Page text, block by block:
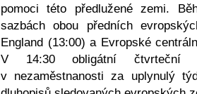
pomoci této předlužené zemi.
sazbách obou předních
England (13:00) a Evropské
V 14:30 obligátní čtvrteční
v nezaměstnanosti za uplynulý